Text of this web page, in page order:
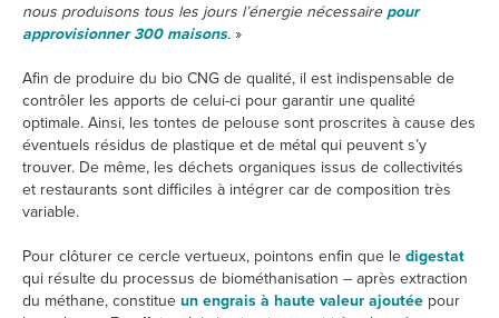
nous produisons tous les jours l’énergie nécessaire pour
approvisionner 300 maisons. »
Afin de produire du bio CNG de qualité, il est indispensable de
contrôler les apports de celui-ci pour garantir une qualité
optimale. Ainsi, les tontes de pelouse sont proscrites à cause des
éventuels résidus de plastique et de métal qui peuvent s’y
trouver. De même, les déchets organiques issus de collectivités
et restaurants sont difficiles à intégrer car de composition très
variable.
Pour clôturer ce cercle vertueux, pointons enfin que le digestat
qui résulte du processus de biométhanisation – après extraction
du méthane, constitue un engrais à haute valeur ajoutée pour